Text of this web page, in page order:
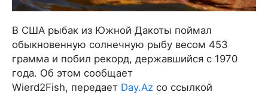
В США рыбак из Южной Дакоты поймал
обыкновенную солнечную рыбу весом 453
грамма и побил рекорд, державшийся с 1970
года. Об этом сообщает
Wierd2Fish, передает Day.Az со ссылкой